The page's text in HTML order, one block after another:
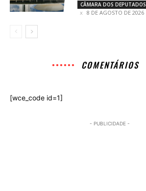
CÂMARA DOS DEPUTADOS
8 DE AGOSTO DE 2026
COMENTÁRIOS
[wce_code id=1]
- PUBLICIDADE -